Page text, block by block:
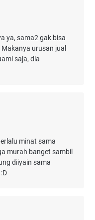
ya, sama2 gak bisa
urusan jual
saja, dia
minat sama
murah banget sambil
diiyain sama